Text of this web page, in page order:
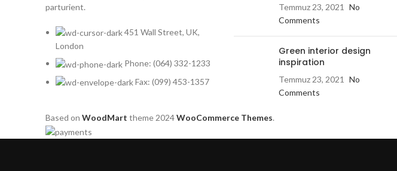
parturient.
451 Wall Street, UK,
London
Phone: (064) 332-1233
Fax: (099) 453-1357
Temmuz 23, 2021
No
Comments
Green interior design
inspiration
Temmuz 23, 2021
No
Comments
Based on WoodMart theme 2024WooCommerce Themes.